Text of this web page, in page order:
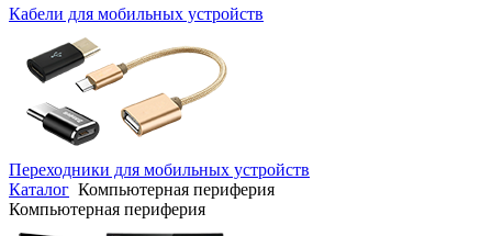
Кабели для мобильных устройств
Переходники для мобильных устройств
Каталог Компьютерная периферия
Компьютерная периферия